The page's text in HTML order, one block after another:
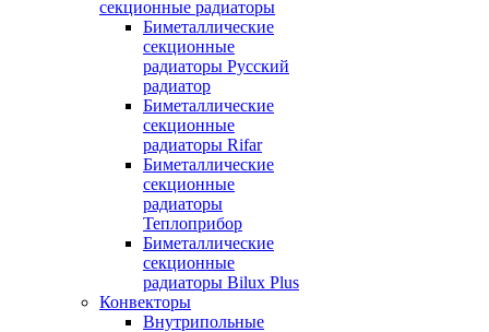
секционные радиаторы
Биметаллические
секционные
радиаторы Русский
радиатор
Биметаллические
секционные
радиаторы Rifar
Биметаллические
секционные
радиаторы
Теплоприбор
Биметаллические
секционные
радиаторы Bilux Plus
Конвекторы
Внутрипольные